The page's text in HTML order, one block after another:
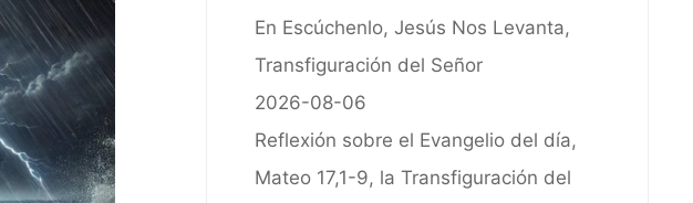
En Escúchenlo, Jesús Nos Levanta,
Transfiguración del Señor
2026-08-06
Reflexión sobre el Evangelio del día,
Mateo 17,1-9, la Transfiguración del